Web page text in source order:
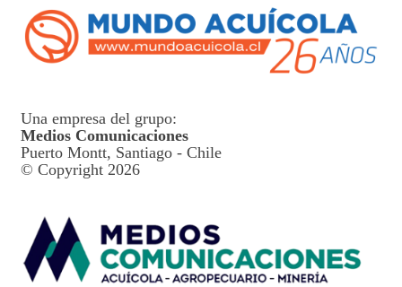
Una empresa del grupo:
Medios Comunicaciones
Puerto Montt, Santiago - Chile
© Copyright 2026